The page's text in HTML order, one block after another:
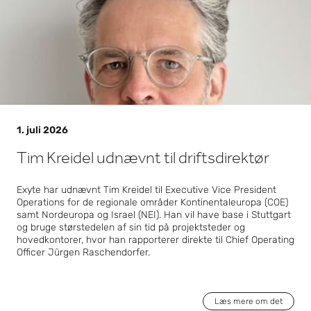
1. juli 2026
Tim Kreidel udnævnt til driftsdirektør
Exyte har udnævnt Tim Kreidel til Executive Vice President
Operations for de regionale områder Kontinentaleuropa (COE)
samt Nordeuropa og Israel (NEI). Han vil have base i Stuttgart
og bruge størstedelen af sin tid på projektsteder og
hovedkontorer, hvor han rapporterer direkte til Chief Operating
Officer Jürgen Raschendorfer.
Læs mere om det